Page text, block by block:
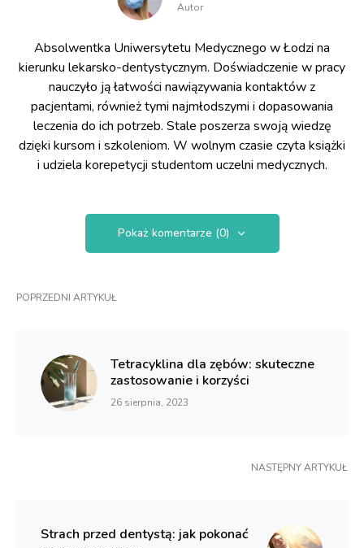
Autor
Absolwentka Uniwersytetu Medycznego w Łodzi na
kierunku lekarsko-dentystycznym. Doświadczenie w pracy
nauczyło ją łatwości nawiązywania kontaktów z
pacjentami, również tymi najmłodszymi i dopasowania
leczenia do ich potrzeb. Stale poszerza swoją wiedzę
dzięki kursom i szkoleniom. W wolnym czasie czyta książki
i udziela korepetycji studentom uczelni medycznych.
Pokaż komentarze (0)
POPRZEDNI ARTYKUŁ
Tetracyklina dla zębów: skuteczne
zastosowanie i korzyści
26 sierpnia, 2023
NASTĘPNY ARTYKUŁ
Strach przed dentystą: jak pokonać